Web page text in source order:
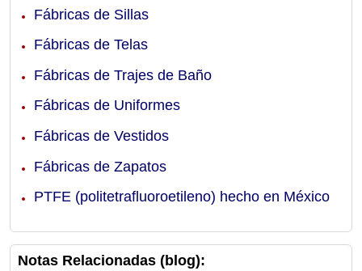
Fábricas de Sillas
Fábricas de Telas
Fábricas de Trajes de Baño
Fábricas de Uniformes
Fábricas de Vestidos
Fábricas de Zapatos
PTFE (politetrafluoroetileno) hecho en México
Notas Relacionadas (blog):